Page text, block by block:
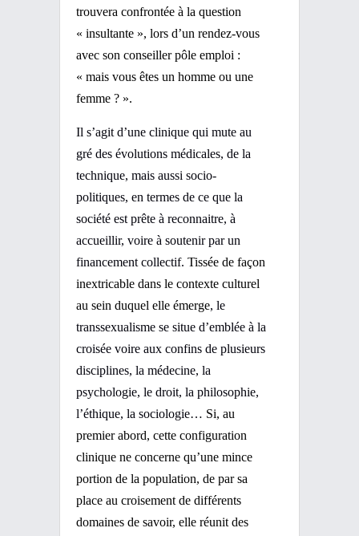
trouvera confrontée à la question
« insultante », lors d’un rendez-vous
avec son conseiller pôle emploi :
« mais vous êtes un homme ou une
femme ? ».
Il s’agit d’une clinique qui mute au
gré des évolutions médicales, de la
technique, mais aussi socio-
politiques, en termes de ce que la
société est prête à reconnaitre, à
accueillir, voire à soutenir par un
financement collectif. Tissée de façon
inextricable dans le contexte culturel
au sein duquel elle émerge, le
transsexualisme se situe d’emblée à la
croisée voire aux confins de plusieurs
disciplines, la médecine, la
psychologie, le droit, la philosophie,
l’éthique, la sociologie… Si, au
premier abord, cette configuration
clinique ne concerne qu’une mince
portion de la population, de par sa
place au croisement de différents
domaines de savoir, elle réunit des